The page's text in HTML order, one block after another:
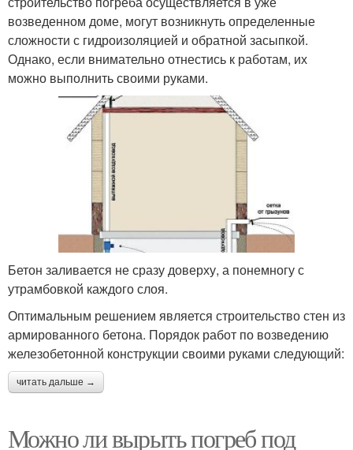
возведенном доме, могут возникнуть определенные
сложности с гидроизоляцией и обратной засыпкой.
Однако, если внимательно отнестись к работам, их
можно выполнить своими руками.
Бетон заливается не сразу доверху, а понемногу с
утрамбовкой каждого слоя.
Оптимальным решением является строительство стен из
армированного бетона. Порядок работ по возведению
железобетонной конструкции своими руками следующий:
читать дальше →
Можно ли вырыть погреб под